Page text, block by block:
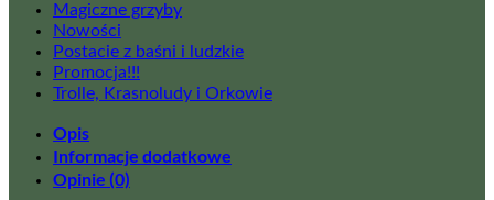
Magiczne grzyby
Nowości
Postacie z baśni i ludzkie
Promocja!!!
Trolle, Krasnoludy i Orkowie
Opis
Informacje dodatkowe
Opinie (0)